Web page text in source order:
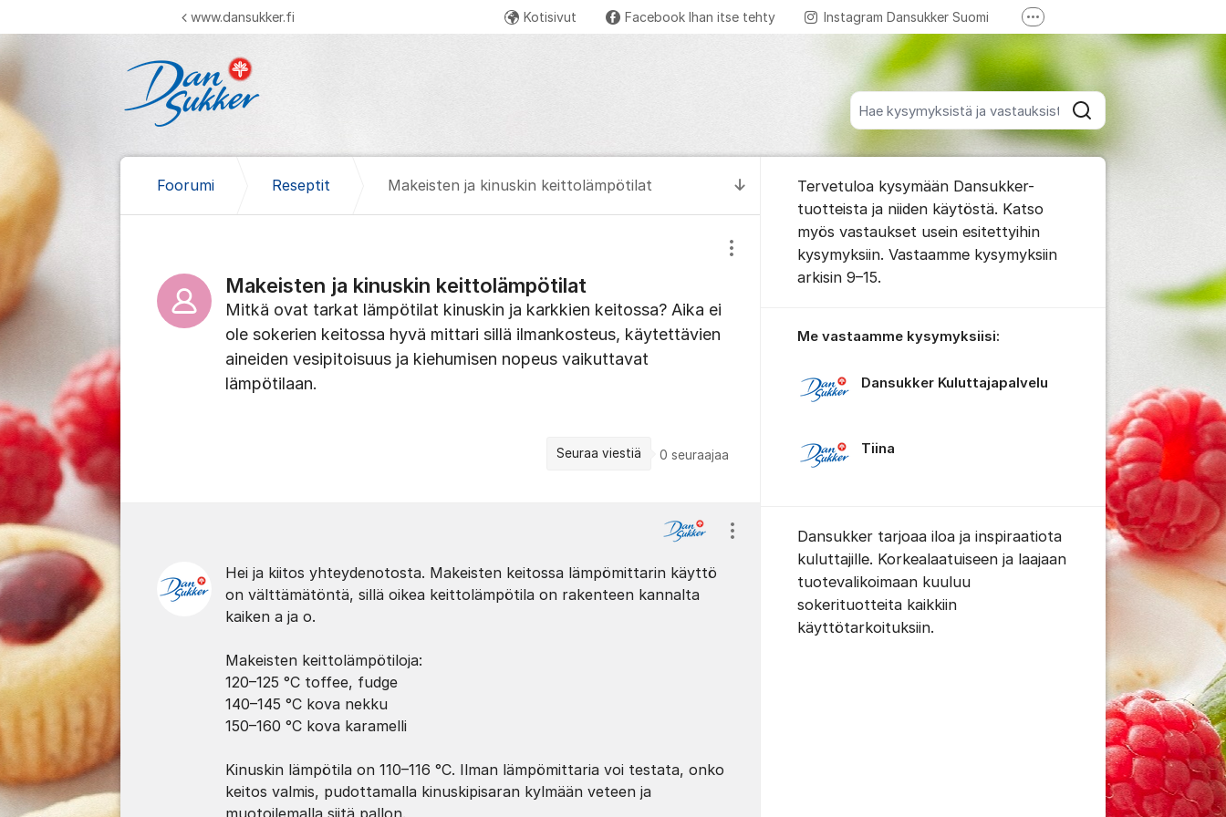
Hae kaikista viesteistä
Hae
www.dansukker.fi Kotisivut Facebook Ihan itse tehty Instagram Dansukker Suomi
YouTube Dansukker Suomi
Lisää tukilinkkejä
Siirry uusimpaan kommenttiin
Foorumi Reseptit Makeisten ja kinuskin keittolämpötilat
Makeisten ja kinuskin keittolämpötilat
Näytä/piilota viestien/kommenttien asetukset
Mitkä ovat tarkat lämpötilat kinuskin ja karkkien keitossa? Aika ei
ole sokerien keitossa hyvä mittari sillä ilmankosteus, käytettävien
aineiden vesipitoisuus ja kiehumisen nopeus vaikuttavat
lämpötilaan.
Seuraa viestiä 0 seuraajaa
Hei ja kiitos yhteydenotosta. Makeisten keitossa lämpömittarin käyttö
on välttämätöntä, sillä oikea keittolämpötila on rakenteen kannalta
kaiken a ja o.
Makeisten keittolämpötiloja:
120–125 °C toffee, fudge
140–145 °C kova nekku
150–160 °C kova karamelli
Kinuskin lämpötila on 110–116 °C. Ilman lämpömittaria voi testata, onko
keitos valmis, pudottamalla kinuskipisaran kylmään veteen ja
muotoilemalla siitä pallon.
Näytä/piilota viestien/kommenttien asetukset
Tervetuloa kysymään Dansukker-
tuotteista ja niiden käytöstä. Katso
myös vastaukset usein esitettyihin
kysymyksiin. Vastaamme kysymyksiin
arkisin 9–15.
Me vastaamme kysymyksiisi:
Dansukker Kuluttajapalvelu
Tiina
Dansukker tarjoaa iloa ja inspiraatiota
kuluttajille. Korkealaatuiseen ja laajaan
tuotevalikoimaan kuuluu
sokerituotteita kaikkiin
käyttötarkoituksiin.